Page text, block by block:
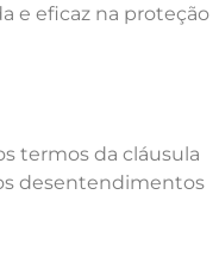
e eficaz na proteção
termos da cláusula
desentendimentos